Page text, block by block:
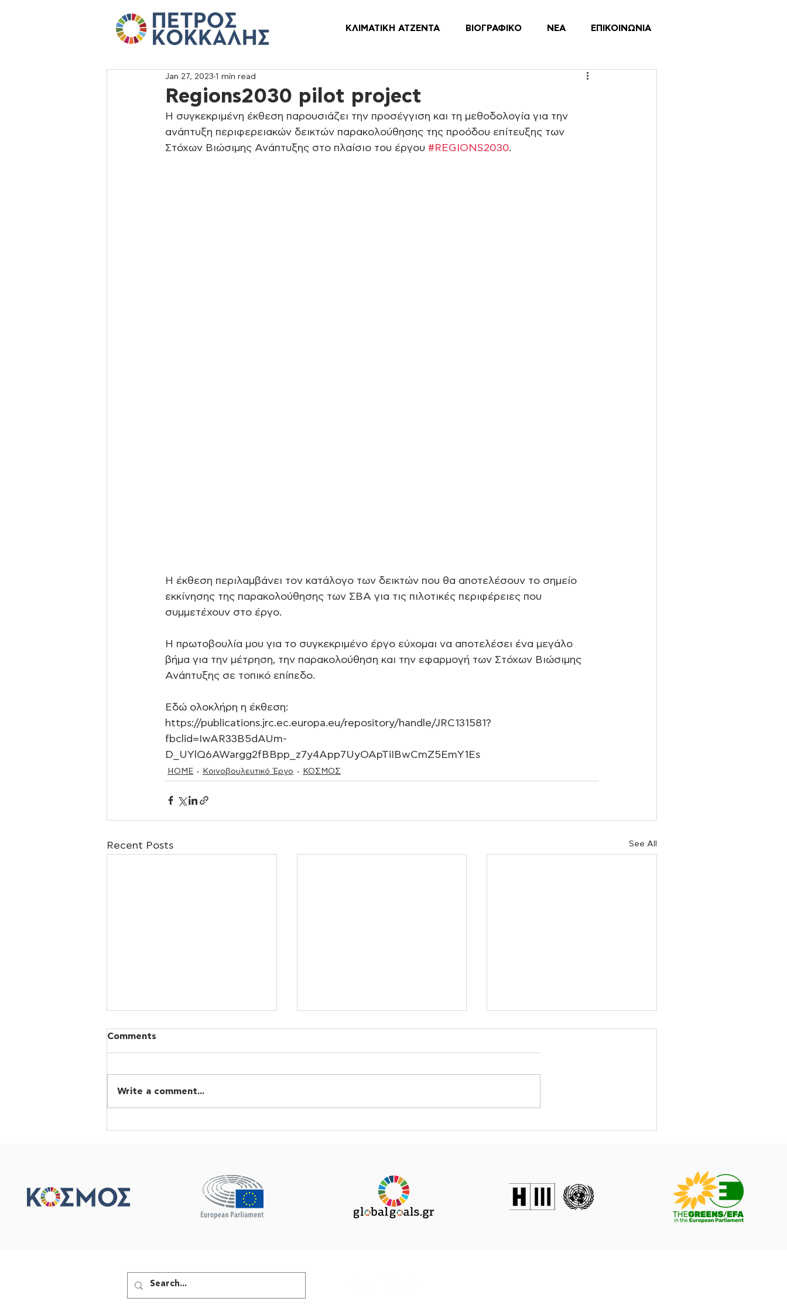
ΚΛΙΜΑΤΙΚΗ ΑΤΖΕΝΤΑ ΒΙΟΓΡΑΦΙΚΟ ΝΕΑ ΕΠΙΚΟΙΝΩΝΙΑ
Regions2030 pilot project
Jan 27, 2023 1 min read
Η συγκεκριμένη έκθεση παρουσιάζει την προσέγγιση και τη μεθοδολογία για την
ανάπτυξη περιφερειακών δεικτών παρακολούθησης της προόδου επίτευξης των
Στόχων Βιώσιμης Ανάπτυξης στο πλαίσιο του έργου #REGIONS2030.
Η έκθεση περιλαμβάνει τον κατάλογο των δεικτών που θα αποτελέσουν το σημείο
εκκίνησης της παρακολούθησης των ΣΒΑ για τις πιλοτικές περιφέρειες που
συμμετέχουν στο έργο.
Η πρωτοβουλία μου για το συγκεκριμένο έργο εύχομαι να αποτελέσει ένα μεγάλο
βήμα για την μέτρηση, την παρακολούθηση και την εφαρμογή των Στόχων Βιώσιμης
Ανάπτυξης σε τοπικό επίπεδο.
Εδώ ολοκλήρη η έκθεση:
https://publications.jrc.ec.europa.eu/repository/handle/JRC131581?
fbclid=IwAR33B5dAUm-
D_UYlQ6AWargg2fBBpp_z7y4App7UyOApTiIBwCmZ5EmY1Es
HOME Κοινοβουλευτικό Έργο ΚΟΣΜΟΣ
Recent Posts See All
Comments
Write a comment...